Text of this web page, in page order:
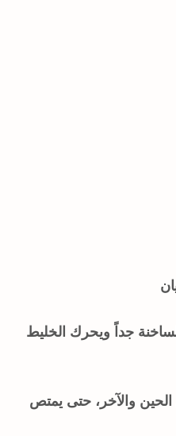
جداً ويحرك الخليط
والآخر، حتى يمتص